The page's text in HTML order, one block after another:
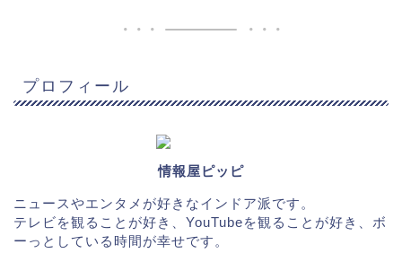
プロフィール
情報屋ピッピ
ニュースやエンタメが好きなインドア派です。
テレビを観ることが好き、YouTubeを観ることが好き、ボ
ーっとしている時間が幸せです。